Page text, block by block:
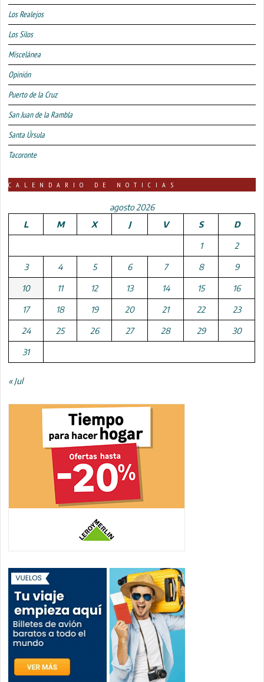
Los Realejos
Los Silos
Miscelánea
Opinión
Puerto de la Cruz
San Juan de la Rambla
Santa Úrsula
Tacoronte
CALENDARIO DE NOTICIAS
agosto 2026
L
M X J V S D
1 2
3 4 5 6 7 8 9
10 11 12 13 14 15 16
17 18 19 20 21 22 23
24 25 26 27 28 29 30
31
« Jul